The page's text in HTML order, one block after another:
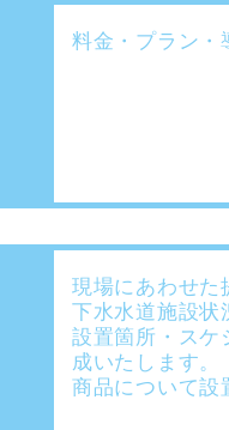
料金・プラン・
現場にあわせた
下水水道施設状
設置箇所・スケ
成いたします。
商品について設